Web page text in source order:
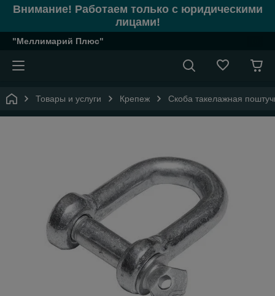
Внимание! Работаем только с юридическими
лицами!
"Меллимарий Плюс"
Товары и услуги Крепеж Скоба такелажная